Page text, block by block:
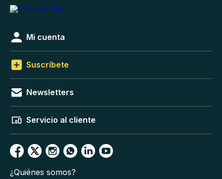
Mi cuenta
Suscríbete
Newsletters
Servicio al cliente
¿Quiénes somos?